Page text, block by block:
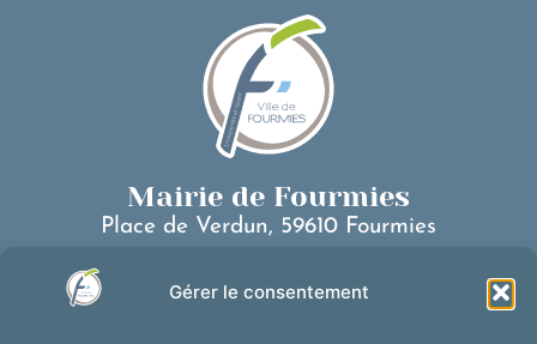
Gérer le consentement
Mairie de Fourmies
Place de Verdun, 59610 Fourmies
Nous contacter